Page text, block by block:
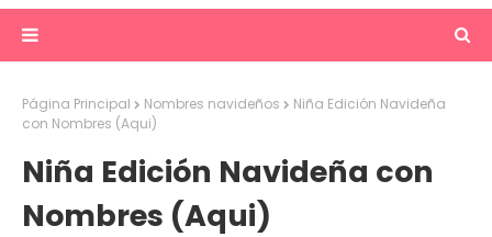
Página Principal Nombres navideños
Niña Edición Navideña
con Nombres (Aqui)
Niña Edición Navideña con
Nombres (Aqui)